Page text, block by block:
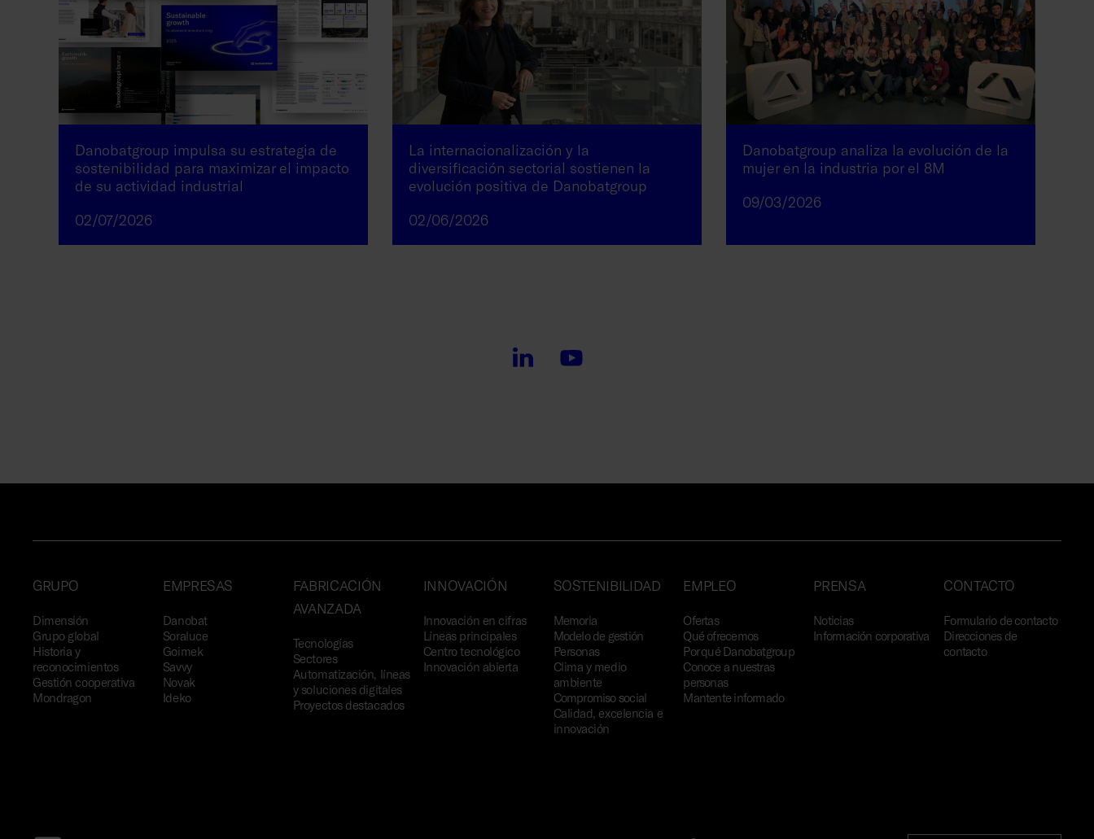
Danobatgroup impulsa su estrategia de
sostenibilidad para maximizar el impacto
de su actividad industrial
02/07/2026
La internacionalización y la
diversificación sectorial sostienen la
evolución positiva de Danobatgroup
02/06/2026
Danobatgroup analiza la evolución de la
mujer en la industria por el 8M
09/03/2026
GRUPO
Dimensión
Grupo global
Historia y
reconocimientos
Gestión cooperativa
Mondragon
EMPRESAS
Danobat
Soraluce
Goimek
Savvy
Novak
Ideko
FABRICACIÓN
AVANZADA
Tecnologías
Sectores
Automatización, líneas
y soluciones digitales
Proyectos destacados
INNOVACIÓN
Innovación en cifras
Líneas principales
Centro tecnológico
Innovación abierta
SOSTENIBILIDAD
Memoria
Modelo de gestión
Personas
Clima y medio
ambiente
Compromiso social
Calidad, excelencia e
innovación
EMPLEO
Ofertas
Qué ofrecemos
Por qué Danobatgroup
Conoce a nuestras
personas
Mantente informado
PRENSA
Noticias
Información corporativa
CONTACTO
Formulario de contacto
Direcciones de
contacto